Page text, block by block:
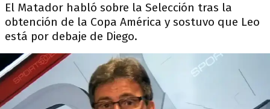
El Matador habló sobre la Selección tras la
obtención de la Copa América y sostuvo que Leo
está por debaje de Diego.